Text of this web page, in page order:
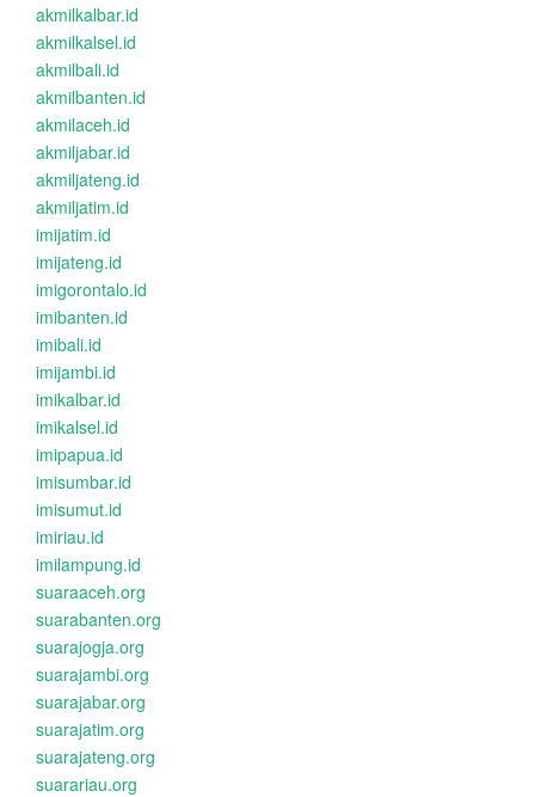
akmilkalbar.id
akmilkalsel.id
akmilbali.id
akmilbanten.id
akmilaceh.id
akmiljabar.id
akmiljateng.id
akmiljatim.id
imijatim.id
imijateng.id
imigorontalo.id
imibanten.id
imibali.id
imijambi.id
imikalbar.id
imikalsel.id
imipapua.id
imisumbar.id
imisumut.id
imiriau.id
imilampung.id
suaraaceh.org
suarabanten.org
suarajogja.org
suarajambi.org
suarajabar.org
suarajatim.org
suarajateng.org
suarariau.org